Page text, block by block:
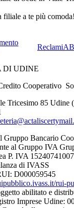
filiale a te più comoda!
Reclami
Cooperativo
Tricesimo 85 Udine
Gruppo Bancario
al Gruppo IVA
P. IVA 15240741007
di IVASS
D000059545
rui-
abilitato e
Imprese Udine: